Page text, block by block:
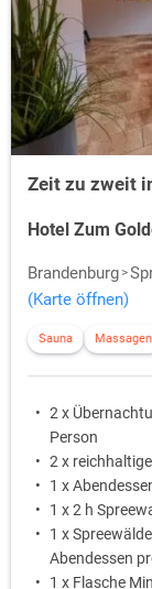
Zeit zu zweit
Hotel Zum
Brandenburg
(Karte öffnen)
Sauna Massagen
2 x
Person
2 x
1 x
1 x 2 h
1 x
Abendessen
1 x Flasche